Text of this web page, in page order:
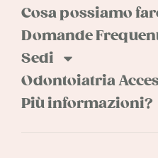
Cosa possiamo
Domande
Sedi
Odontoiatria
Più informazioni?